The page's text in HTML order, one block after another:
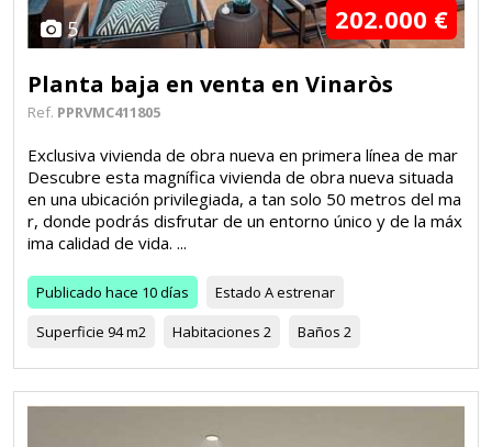
5 202.000 €
Planta baja en venta en Vinaròs
Ref. PPRVMC411805
Exclusiva vivienda de obra nueva en primera línea de mar
Descubre esta magnífica vivienda de obra nueva situada
en una ubicación privilegiada, a tan solo 50 metros del ma
r, donde podrás disfrutar de un entorno único y de la máx
ima calidad de vida. ...
Publicado hace 10 días Estado A estrenar
Superficie 94 m2 Habitaciones 2 Baños 2